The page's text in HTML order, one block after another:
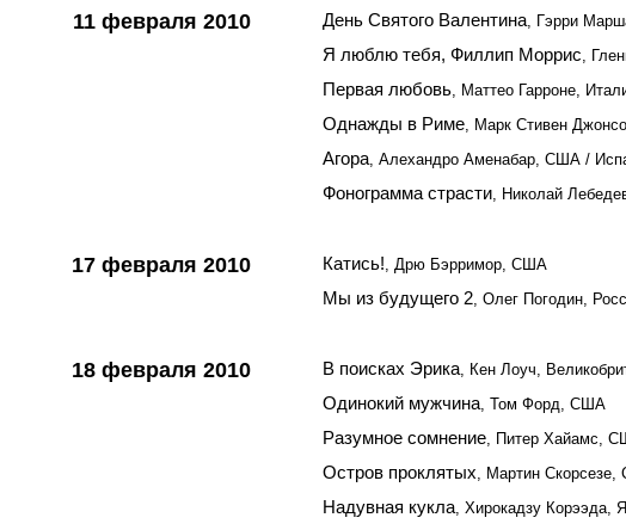
11 февраля 2010 День Святого Валентина, Гэрри
Я люблю тебя, Филлип Моррис,
Первая любовь, Маттео Гарроне,
Однажды в Риме, Марк Стивен
Агора, Алехандро Аменабар, США /
Фонограмма страсти, Николай
17 февраля 2010 Катись!, Дрю Бэрримор, США
Мы из будущего 2, Олег Погодин,
18 февраля 2010 В поисках Эрика, Кен Лоуч,
Одинокий мужчина, Том Форд, США
Разумное сомнение, Питер Хайамс,
Остров проклятых, Мартин
Надувная кукла, Хирокадзу Корээда,